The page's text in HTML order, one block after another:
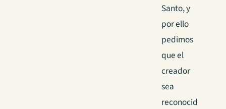
Santo, y
por ello
pedimos
que el
creador
sea
reconocid